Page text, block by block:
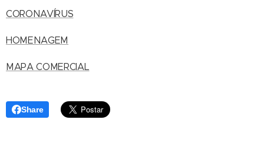
CORONAVÍRUS
HOMENAGEM
MAPA COMERCIAL
Share